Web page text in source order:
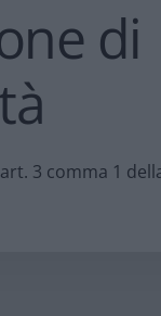
di
3 comma 1